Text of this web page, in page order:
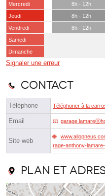
Mercredi
8h - 12h
Jeudi
8h - 12h
Vendredi
8h - 12h
Samedi
Dimanche
Signaler une erreur
Contact
Téléphone Téléphoner à la
Email
Site web
rage-anthony-
Plan et